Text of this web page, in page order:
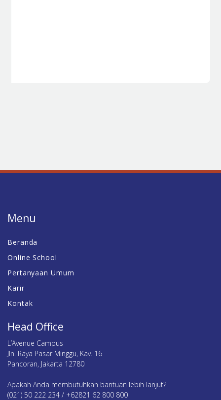
Menu
Beranda
Online School
Pertanyaan Umum
Karir
Kontak
Head Office
L’Avenue Campus
Jln. Raya Pasar Minggu, Kav. 16
Pancoran, Jakarta 12780
Apakah Anda membutuhkan bantuan lebih lanjut?
(021) 50 222 234 / +62821 62 800 800